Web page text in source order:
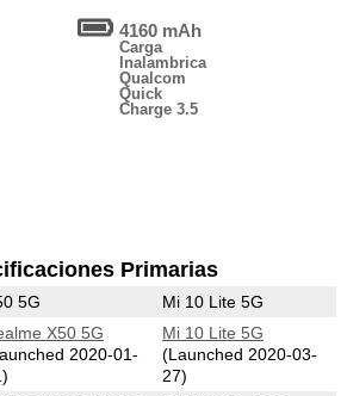
4160 mAh
Carga
Inalambrica
Qualcom
Quick
Charge 3.5
Primarias
5G Mi 10 Lite 5G
X50 5G
2020-01-
Mi 10 Lite 5G
(Launched 2020-03-
27)